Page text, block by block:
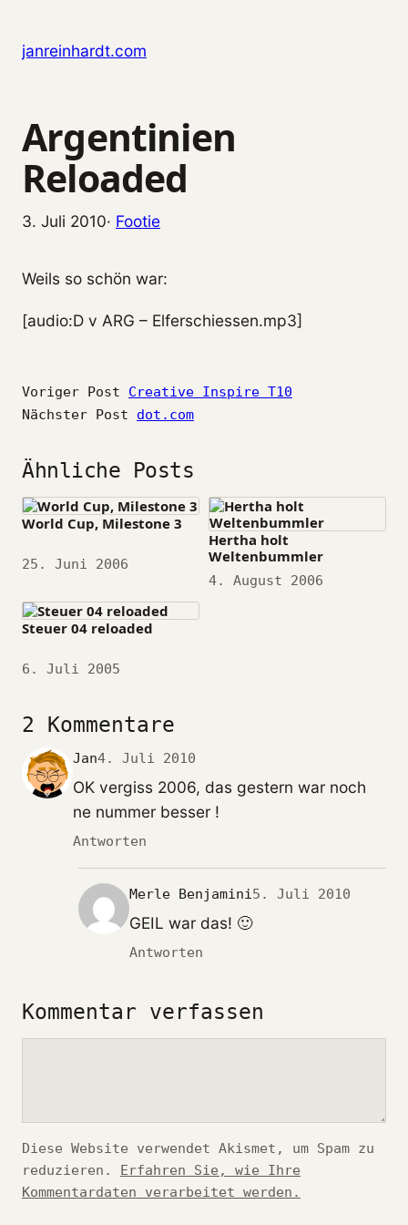
janreinhardt.com
Argentinien
Reloaded
3. Juli 2010· Footie
Weils so schön war:
[audio:D v ARG – Elferschiessen.mp3]
Voriger Post
Creative Inspire T10
Nächster Post
dot.com
Ähnliche Posts
World Cup, Milestone 3
Datum
25. Juni 2006
Hertha holt
Weltenbummler
Datum
4. August 2006
Steuer 04 reloaded
Datum
6. Juli 2005
2 Kommentare
Jan4. Juli 2010
OK vergiss 2006, das gestern war noch
ne nummer besser !
Antworten
Merle Benjamini5. Juli 2010
GEIL war das! 🙂
Antworten
Kommentar verfassen
*
Diese Website verwendet Akismet, um Spam zu
reduzieren.
Erfahren Sie, wie Ihre
Kommentardaten verarbeitet werden.